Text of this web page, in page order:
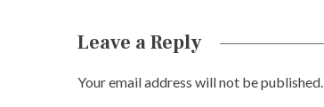
Leave a Reply
Your email address will not be published.